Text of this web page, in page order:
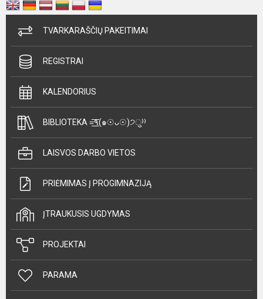
TVARKARAŠČIŲ PAKEITIMAI
REGISTRAI
KALENDORIUS
BIBLIOTEKA =͟͟͞͞٩(๑☉ᴗ☉)੭ु⁾⁾
LAISVOS DARBO VIETOS
PRIĖMIMAS Į PROGIMNAZIJĄ
ĮTRAUKUSIS UGDYMAS
PROJEKTAI
PARAMA